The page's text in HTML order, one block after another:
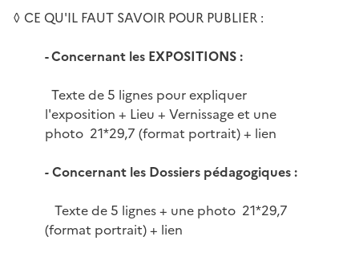
◊ CE QU'IL FAUT SAVOIR POUR PUBLIER :
- Concernant les EXPOSITIONS :
Texte de 5 lignes pour expliquer
l'exposition + Lieu + Vernissage et une
photo 21*29,7 (format portrait) + lien
-Concernant les Dossiers pédagogiques :
Texte de 5 lignes + une photo 21*29,7
(format portrait) + lien